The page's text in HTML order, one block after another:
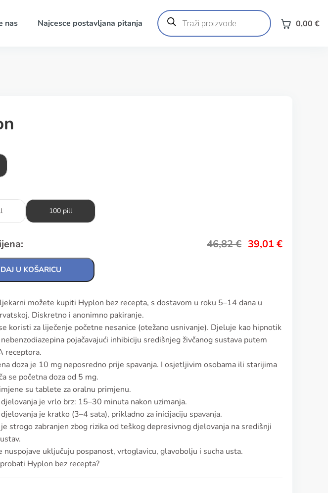
nas Najcesce postavljana pitanja
Products
search 0,00 €
100 pill
46,82€ 39,01 €
U KOŠARICU
možete kupiti Hyplon bez recepta, s dostavom u roku 5–14 dana u
Diskretno i anonimno pakiranje.
koristi za liječenje početne nesanice (otežano usnivanje). Djeluje kao hipnotik
pojačavajući inhibiciju središnjeg živčanog sustava putem
receptora.
doza je 10 mg neposredno prije spavanja. I osjetljivim osobama ili starijima
se početna doza od 5 mg.
su tablete za oralnu primjenu.
je vrlo brz: 15–30 minuta nakon uzimanja.
je kratko (3–4 sata), prikladno za inicijaciju spavanja.
strogo zabranjen zbog rizika od teškog depresivnog djelovanja na središnji
nuspojave uključuju pospanost, vrtoglavicu, glavobolju i sucha usta.
Hyplon bez recepta?